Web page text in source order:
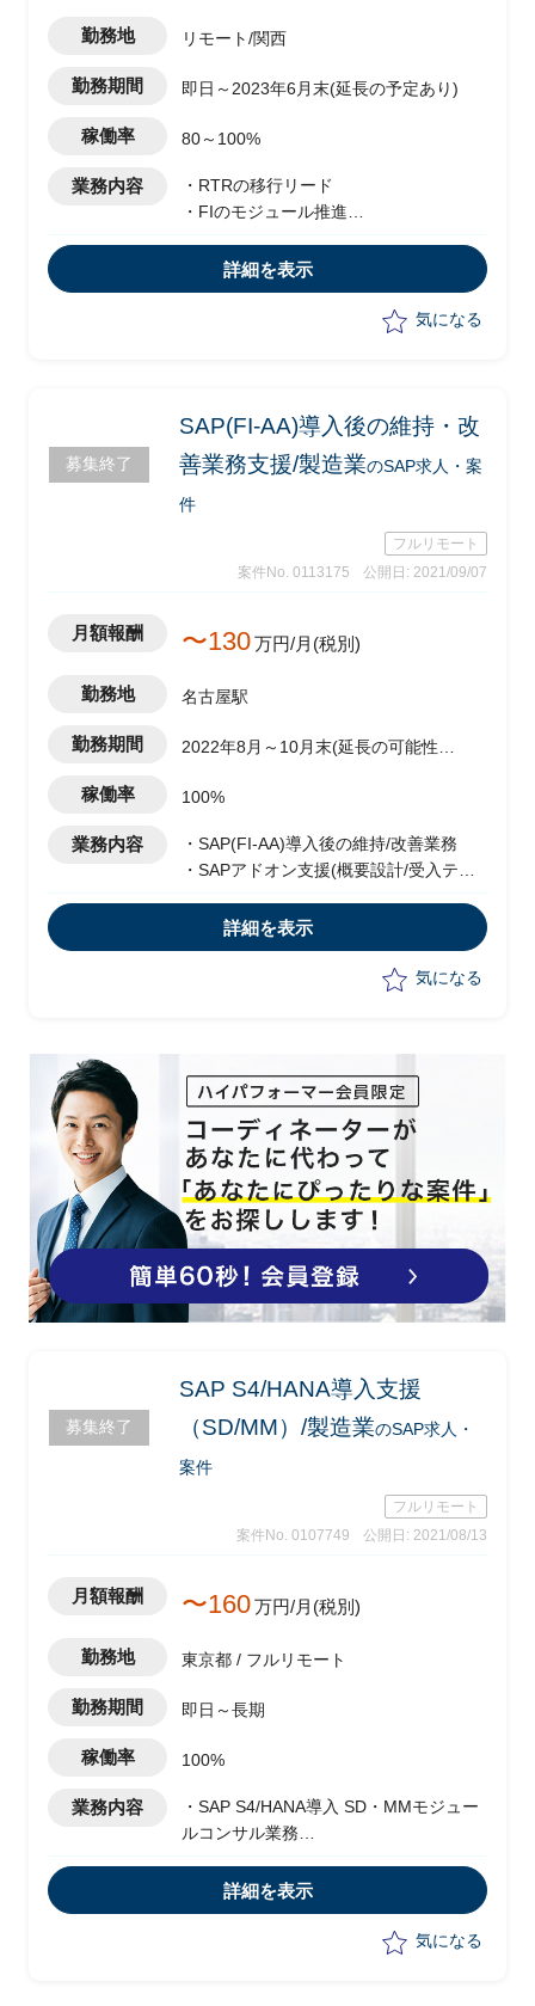
勤務地 リモート/関西
勤務期間 即日～2023年6月末(延長の予定あり)
稼働率 80～100%
業務内容
・RTRの移行リード
・FIのモジュール推進
・クライアントファシリテーション
・各チーム(FI/CO/AA/RAR/CLM)担当と
詳細を表示
気になる
募集終了
SAP(FI-AA)導入後の維持・改
善業務支援/製造業のSAP求人・案
件
フルリモート
案件No. 0113175
公開日: 2021/09/07
月額報酬 〜130万円/月(税別)
勤務地 名古屋駅
勤務期間
2022年8月～10月末(延長の可能性あ
稼働率 100%
業務内容
・SAP(FI-AA)導入後の維持/改善業務
・SAPアドオン支援(概要設計/受入テス
詳細を表示
気になる
募集終了
SAP S4/HANA導入支援
（SD/MM）/製造業のSAP求人・
案件
フルリモート
案件No. 0107749
公開日: 2021/08/13
月額報酬 〜160万円/月(税別)
勤務地 東京都 / フルリモート
勤務期間 即日～長期
稼働率 100%
業務内容
・SAP S4/HANA導入 SD・MMモジュー
ルコンサル業務
・周辺システム側との連携方式(IF方式検
討)等
詳細を表示
気になる